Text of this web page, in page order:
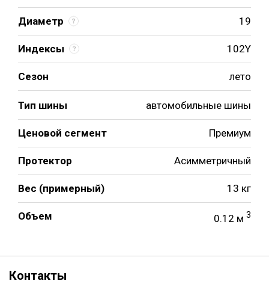
Диаметр 19
Индексы 102Y
Сезон лето
Тип шины автомобильные шины
Ценовой сегмент Премиум
Протектор Асимметричный
Вес (примерный) 13 кг
Объем 0.12 м 3
Контакты